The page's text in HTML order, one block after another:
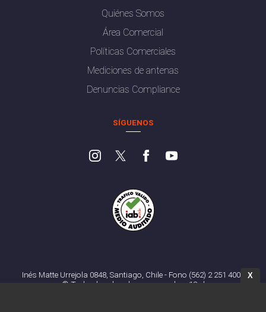
Quiénes Somos
Área Comercial
Políticas Comerciales
Mediciones de antenas
Denuncias Compliance
SÍGUENOS
Inés Matte Urrejola 0848, Santiago, Chile - Fono (562) 2 251 4000
© Todos los derechos reservados. 13.cl
X